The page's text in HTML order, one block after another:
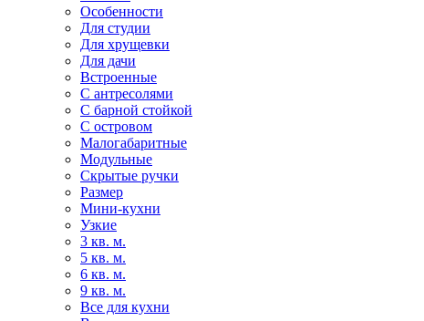
Особенности
Для студии
Для хрущевки
Для дачи
Встроенные
С антресолями
С барной стойкой
С островом
Малогабаритные
Модульные
Скрытые ручки
Размер
Мини-кухни
Узкие
3 кв. м.
5 кв. м.
6 кв. м.
9 кв. м.
Все для кухни